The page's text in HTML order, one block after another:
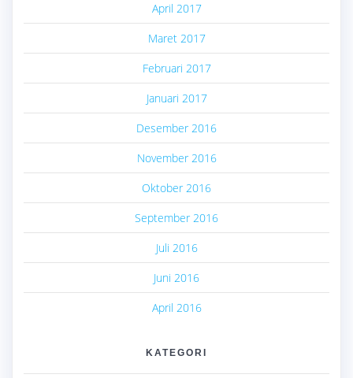
April 2017
Maret 2017
Februari 2017
Januari 2017
Desember 2016
November 2016
Oktober 2016
September 2016
Juli 2016
Juni 2016
April 2016
KATEGORI